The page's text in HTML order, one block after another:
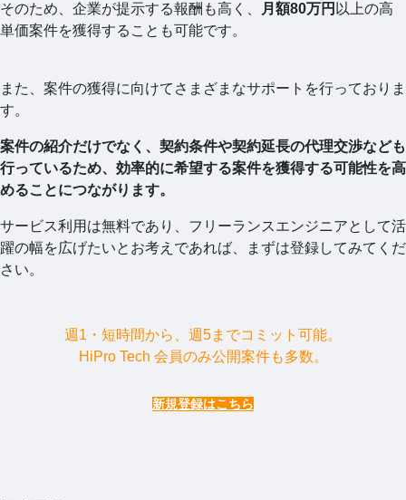
そのため、企業が提示する報酬も高く、 月額80万円 以上の高
単価案件を獲得することも可能です。
また、案件の獲得に向けてさまざまなサポートを行っておりま
す。
案件の紹介だけでなく、契約条件や契約延長の代理交渉なども
行っているため、効率的に希望する案件を獲得する可能性を高
めることにつながります。
サービス利用は無料であり、フリーランスエンジニアとして活
躍の幅を広げたいとお考えであれば、まずは登録してみてくだ
さい。
週1・短時間から、週5までコミット可能。
HiPro Tech 会員のみ公開案件も多数。
新規登録はこちら